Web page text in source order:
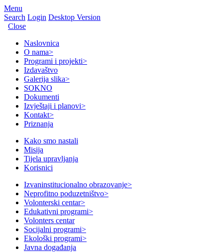
Menu
Search Login Desktop Version
Close
Naslovnica
O nama>
Programi i projekti>
Izdavaštvo
Galerija slika>
SOKNO
Dokumenti
Izvještaji i planovi>
Kontakt>
Priznanja
Kako smo nastali
Misija
Tijela upravljanja
Korisnici
Izvaninstitucionalno obrazovanje>
Neprofitno poduzetništvo>
Volonterski centar>
Edukativni programi>
Volonters centar
Socijalni programi>
Ekološki programi>
Javna događanja